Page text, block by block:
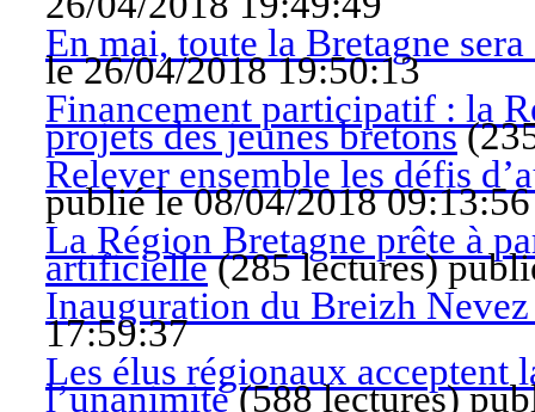
En mai, toute la Bretagne sera
le 26/04/2018 19:50:13
Financement participatif : la
projets des jeunes bretons(
Relever ensemble les défis
publié le 08/04/2018 09:13:56
La Région Bretagne prête à
artificielle(285 lectures)
Inauguration du Breizh
17:59:37
Les élus régionaux acceptent
l’unanimité(588 lectures)